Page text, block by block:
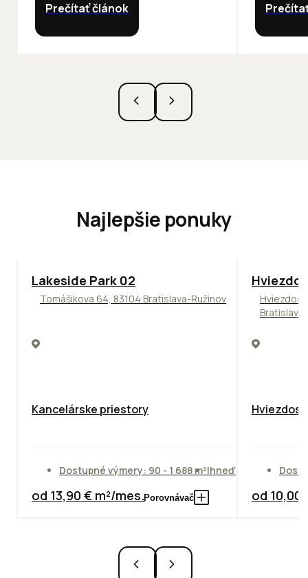
Prečítať článok
Najlepšie ponuky
ODPORÚČAME
Lakeside Park 02
Tomášikova 64, 83104 Bratislava-Ružinov
Kancelárske priestory
Dostupné výmery: 90 - 1 688 m²Ihneď
od 13,90 € m²/mes.Porovnávač od 10,00